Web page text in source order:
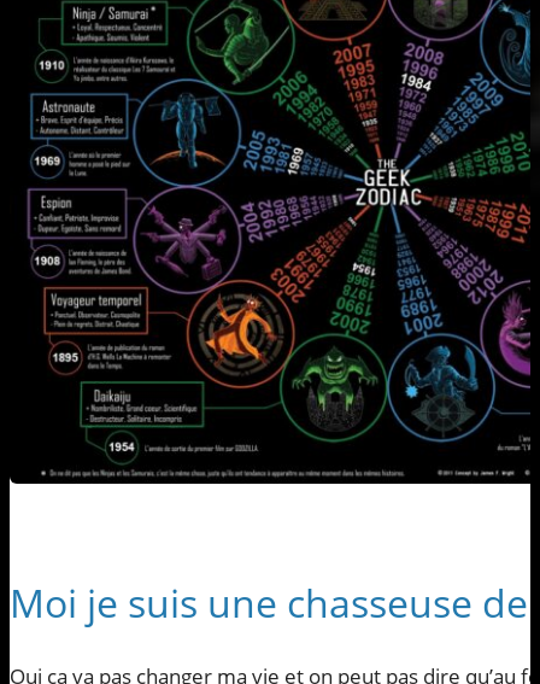
Moi je suis une chasseuse
Oui ça va pas changer ma vie et on peut pas dire qu’au